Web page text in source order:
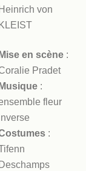
Heinrich von
KLEIST
Mise en scène:
Pradet
Musique:
fleur
:
Deschamps